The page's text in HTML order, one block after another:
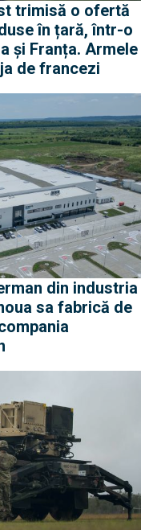
trimisă o ofertă
în țară, într-o
și Franța. Armele
de francezi
din industria
sa fabrică de